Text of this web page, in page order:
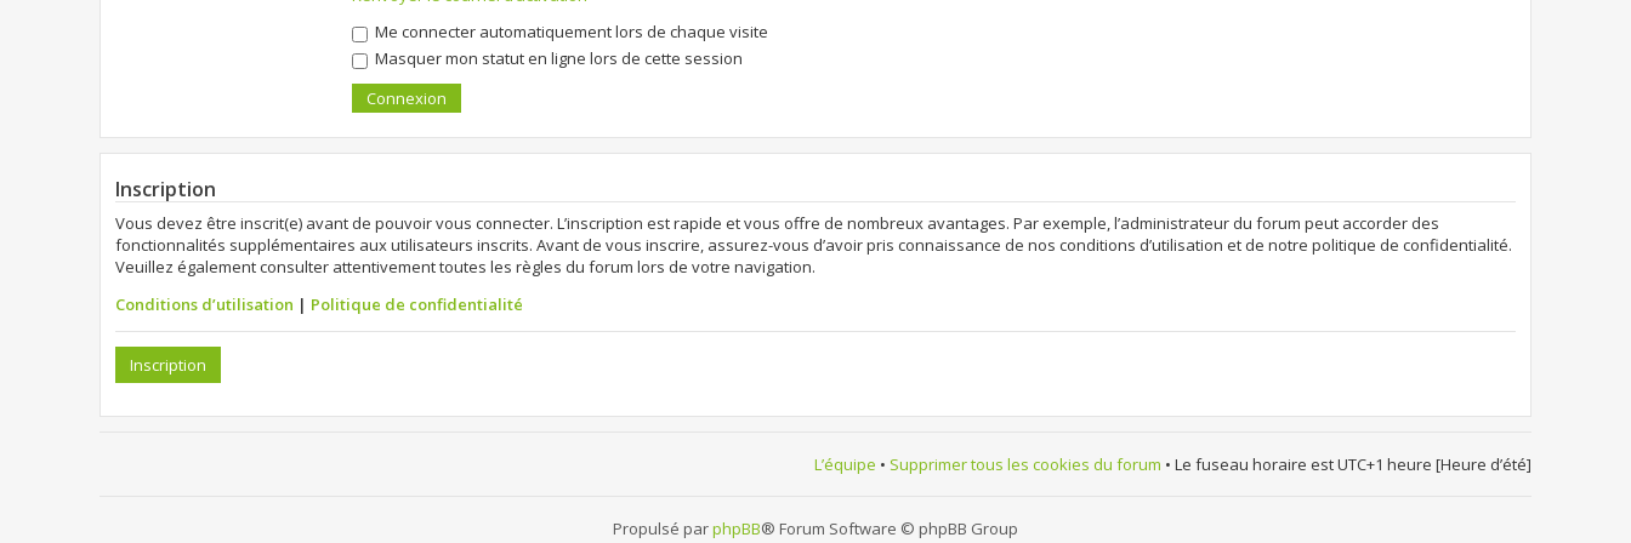
Me connecter automatiquement lors de chaque visite
Masquer mon statut en ligne lors de cette session
Inscription
Vous devez être inscrit(e) avant de pouvoir vous connecter. L’inscription est rapide et vous offre de nombreux avantages. Par exemple, l’administrateur du forum peut accorder des
fonctionnalités supplémentaires aux utilisateurs inscrits. Avant de vous inscrire, assurez-vous d’avoir pris connaissance de nos conditions d’utilisation et de notre politique de confidentialité.
Veuillez également consulter attentivement toutes les règles du forum lors de votre navigation.
Conditions d’utilisation | Politique de confidentialité
Inscription
L’équipe • Supprimer tous les cookies du forum • Le fuseau horaire est UTC+1 heure [Heure d’été]
Propulsé parphpBB® Forum Software © phpBB Group